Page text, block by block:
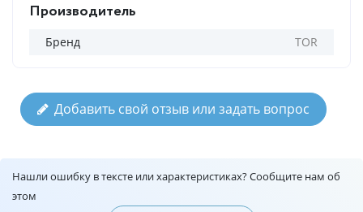
Производитель
Бренд TOR
Добавить свой отзыв или задать вопрос
Нашли ошибку в тексте или характеристиках? Сообщите нам об
этом